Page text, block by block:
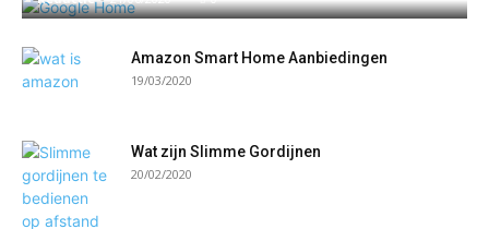
Amazon Smart Home Aanbiedingen
19/03/2020
Wat zijn Slimme Gordijnen
20/02/2020